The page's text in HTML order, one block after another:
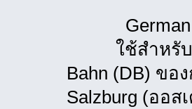
German
ใช้สำหรับเดิ
Bahn (DB) ขอ
Salzburg (ออส